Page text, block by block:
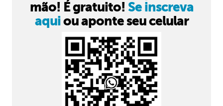
mão! É gratuito! Se inscreva
aquiou aponte seu celular